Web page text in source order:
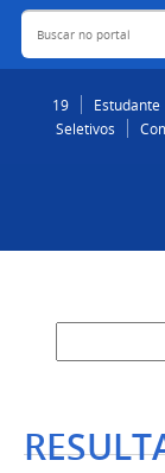
Buscar no portal
19
Estudante
Seletivos